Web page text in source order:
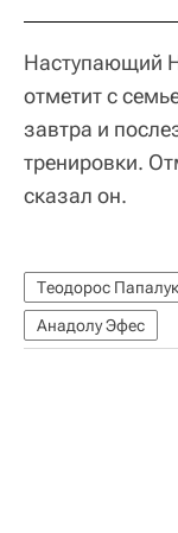
Наступающий
отметит с
завтра и
тренировки.
сказал он.
Теодорос
Анадолу Эфес